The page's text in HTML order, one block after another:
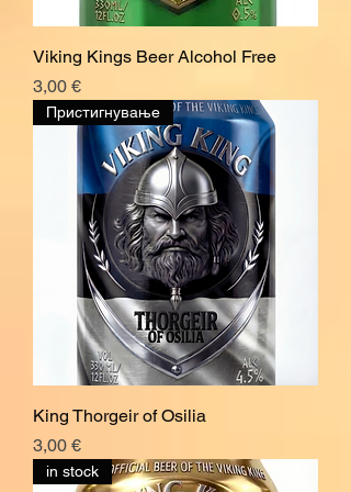
Viking Kings Beer Alcohol Free
Price
3,00 €
Пристигнување
King Thorgeir of Osilia
Price
3,00 €
in stock